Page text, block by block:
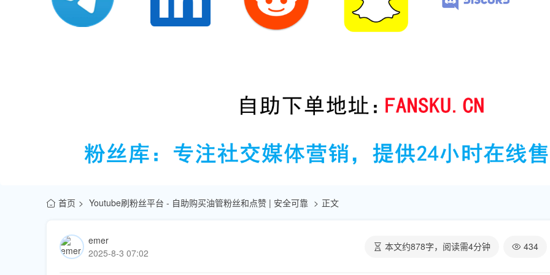
首页 Youtube刷粉丝平台 - 自助购买油管粉丝和点赞 | 安全可靠 正文
emer
2025-8-3 07:02
本文约878字，阅读需4分钟 434